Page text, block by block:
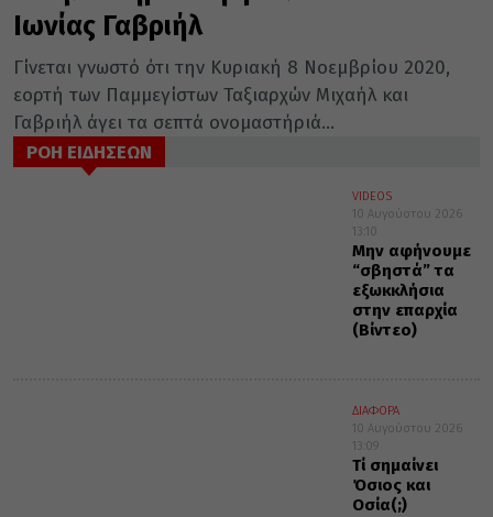
Ιωνίας Γαβριήλ
Γίνεται γνωστό ότι την Κυριακή 8 Νοεμβρίου 2020,
εορτή των Παμμεγίστων Ταξιαρχών Μιχαήλ και
Γαβριήλ άγει τα σεπτά ονομαστήριά...
ΡΟΗ ΕΙΔΗΣΕΩΝ
VIDEOS
10 Αυγούστου 2026
13:10
Μην αφήνουμε
“σβηστά” τα
εξωκκλήσια
στην επαρχία
(Βίντεο)
ΔΙΑΦΟΡΑ
10 Αυγούστου 2026
13:09
Τί σημαίνει
Όσιος και
Οσία(;)